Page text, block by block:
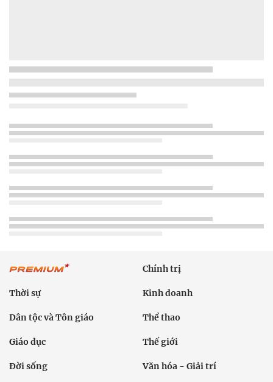
Chính trị
Thời sự Kinh doanh
Dân tộc và Tôn giáo Thể thao
Giáo dục Thế giới
Đời sống Văn hóa - Giải trí